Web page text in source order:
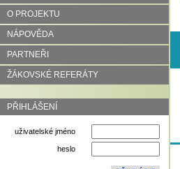
O PROJEKTU
NÁPOVĚDA
PARTNEŘI
ŽÁKOVSKÉ REFERÁTY
PŘIHLÁŠENÍ
uživatelské jméno
heslo